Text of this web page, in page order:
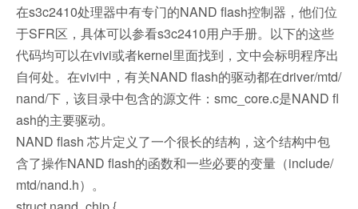
在s3c2410处理器中有专门的NAND flash控制器，他们位
于SFR区，具体可以参看s3c2410用户手册。以下的这些
代码均可以在vivi或者kernel里面找到，文中会标明程序出
自何处。在vivi中，有关NAND flash的驱动都在driver/mtd/
nand/下，该目录中包含的源文件：smc_core.c是NAND fl
ash的主要驱动。
NAND flash 芯片定义了一个很长的结构，这个结构中包
含了操作NAND flash的函数和一些必要的变量（include/
mtd/nand.h）。